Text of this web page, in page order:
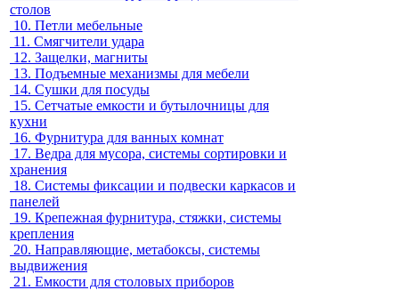
столов
10. Петли мебельные
11. Смягчители удара
12. Защелки, магниты
13. Подъемные механизмы для мебели
14. Сушки для посуды
15. Сетчатые емкости и бутылочницы для
кухни
16. Фурнитура для ванных комнат
17. Ведра для мусора, системы сортировки и
хранения
18. Системы фиксации и подвески каркасов и
панелей
19. Крепежная фурнитура, стяжки, системы
крепления
20. Направляющие, метабоксы, системы
выдвижения
21. Емкости для столовых приборов